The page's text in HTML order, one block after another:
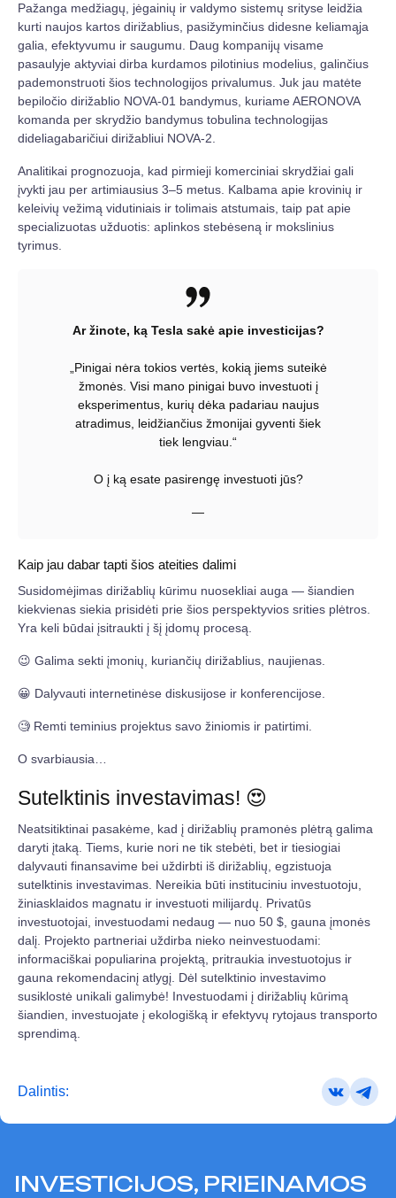
Pažanga medžiagų, jėgainių ir valdymo sistemų srityse leidžia
kurti naujos kartos dirižablius, pasižyminčius didesne keliamąja
galia, efektyvumu ir saugumu. Daug kompanijų visame
pasaulyje aktyviai dirba kurdamos pilotinius modelius, galinčius
pademonstruoti šios technologijos privalumus. Juk jau matėte
bepiločio dirižablio NOVA-01 bandymus, kuriame AERONOVA
komanda per skrydžio bandymus tobulina technologijas
dideliagabaričiui dirižabliui NOVA-2.
Analitikai prognozuoja, kad pirmieji komerciniai skrydžiai gali
įvykti jau per artimiausius 3–5 metus. Kalbama apie krovinių ir
keleivių vežimą vidutiniais ir tolimais atstumais, taip pat apie
specializuotas užduotis: aplinkos stebėseną ir mokslinius
tyrimus.
Ar žinote, ką Tesla sakė apie investicijas?
„Pinigai nėra tokios vertės, kokią jiems suteikė
žmonės. Visi mano pinigai buvo investuoti į
eksperimentus, kurių dėka padariau naujus
atradimus, leidžiančius žmonijai gyventi šiek
tiek lengviau.“
O į ką esate pasirengę investuoti jūs?
—
Kaip jau dabar tapti šios ateities dalimi
Susidomėjimas dirižablių kūrimu nuosekliai auga — šiandien
kiekvienas siekia prisidėti prie šios perspektyvios srities plėtros.
Yra keli būdai įsitraukti į šį įdomų procesą.
😉 Galima sekti įmonių, kuriančių dirižablius, naujienas.
😀 Dalyvauti internetinėse diskusijose ir konferencijose.
🧐 Remti teminius projektus savo žiniomis ir patirtimi.
O svarbiausia…
Sutelktinis investavimas! 😍
Neatsitiktinai pasakėme, kad į dirižablių pramonės plėtrą galima
daryti įtaką. Tiems, kurie nori ne tik stebėti, bet ir tiesiogiai
dalyvauti finansavime bei uždirbti iš dirižablių, egzistuoja
sutelktinis investavimas. Nereikia būti instituciniu investuotoju,
žiniasklaidos magnatu ir investuoti milijardų. Privatūs
investuotojai, investuodami nedaug — nuo 50 $, gauna įmonės
dalį. Projekto partneriai uždirba nieko neinvestuodami:
informaciškai populiarina projektą, pritraukia investuotojus ir
gauna rekomendacinį atlygį. Dėl sutelktinio investavimo
susiklostė unikali galimybė! Investuodami į dirižablių kūrimą
šiandien, investuojate į ekologišką ir efektyvų rytojaus transporto
sprendimą.
Dalintis:
INVESTICIJOS, PRIEINAMOS